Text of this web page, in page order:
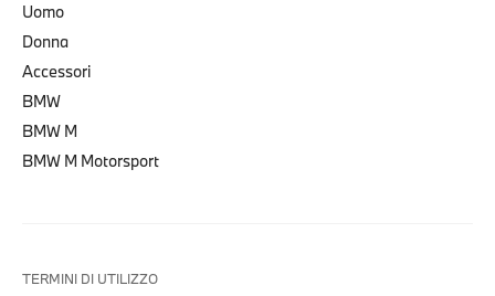
Uomo
Donna
Accessori
BMW
BMW M
BMW M Motorsport
TERMINI DI UTILIZZO